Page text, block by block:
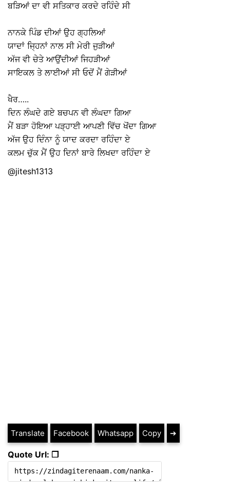
ਬੜਿਆਂ ਦਾ ਵੀ ਸਤਿਕਾਰ ਕਰਦੇ ਰਹਿੰਦੇ ਸੀ ⠀
ਨਾਨਕੇ ਪਿੰਡ ਦੀਆਂ ਉਹ ਗ੍ਹਲਿਆਂ ⠀
ਯਾਦਾਂ ਜ੍ਹਿਨਾਂ ਨਾਲ ਸੀ ਮੇਰੀ ਜੁੜੀਆਂ ⠀
ਅੱਜ ਵੀ ਚੇਤੇ ਆਉਂਦੀਆਂ ਜਿਹੜੀਆਂ ⠀
ਸਾਇਕਲ ਤੇ ਲਾਈਆਂ ਸੀ ਓਦੋਂ ਮੈਂ ਗੇੜੀਆਂ ⠀
ਖੈਰ…..⠀
ਦਿਨ ਲੰਘਦੇ ਗਏ ਬਚਪਨ ਵੀ ਲੰਘਦਾ ਗਿਆ ⠀
ਮੈਂ ਬੜਾ ਹੋਇਆ ਪੜ੍ਹਾਈ ਆਪਣੀ ਵਿੱਚ ਖੋਂਦਾ ਗਿਆ ⠀
ਅੱਜ ਉਹ ਦਿੰਨਾ ਨੂੰ ਯਾਦ ਕਰਦਾ ਰਹਿੰਦਾ ਏ ⠀
ਕਲਮ ਚੁੱਕ ਮੈਂ ਉਹ ਦਿਨਾਂ ਬਾਰੇ ਲਿਖਦਾ ਰਹਿੰਦਾ ਏ ⠀
@jitesh1313
Translate Facebook Whatsapp Copy ➔
Quote Url: ❐